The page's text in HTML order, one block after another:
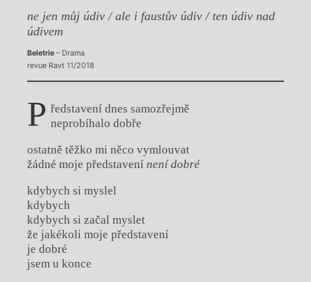
ne jen můj údiv / ale i faustův údiv / ten údiv nad
údivem
Beletrie– Drama
revue Ravt 11/2018
p ředstavení dnes samozřejmě
neprobíhalo dobře
ostatně těžko mi něco vymlouvat
žádné moje představení není dobré
kdybych si myslel
kdybych
kdybych si začal myslet
že jakékoli moje představení
je dobré
jsem u konce